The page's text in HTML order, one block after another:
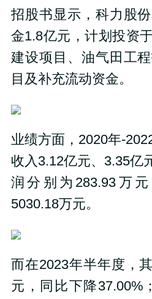
招股书显示，科力股
金1.8亿元，计划投资
建设项目、油气田工
目及补充流动资金。
业绩方面，2020年-
收入3.12亿元、3.35亿
润分别为283.93万元
5030.18万元。
而在2023年半年度，
元，同比下降37.00%